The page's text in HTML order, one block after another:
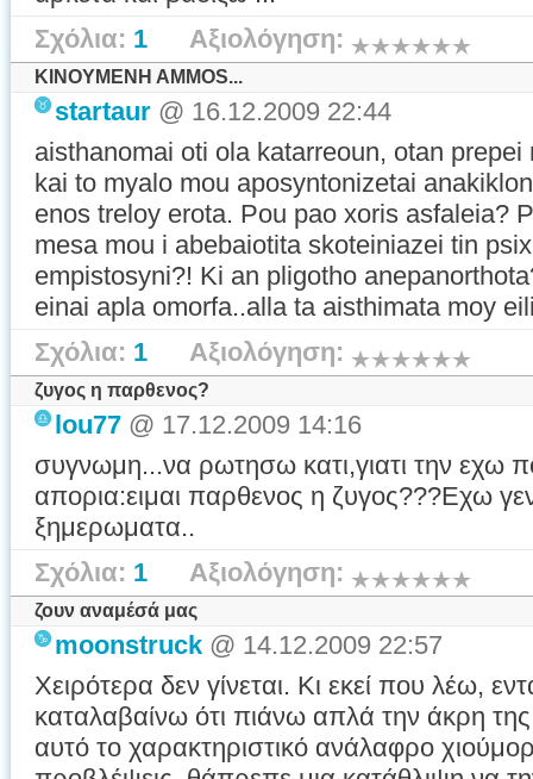
Σχόλια: 1 Αξιολόγηση:
KINOYMENH AMMOS...
startaur @ 16.12.2009 22:44
aisthanomai oti ola katarreoun, otan
kai to myalo mou aposyntonizetai
enos treloy erota. Pou pao xoris asfaleia?
mesa mou i abebaiotita skoteiniazei tin
empistosyni?! Ki an pligotho
einai apla omorfa..alla ta aisthimata moy
Σχόλια: 1 Αξιολόγηση:
ζυγος η παρθενος?
lou77 @ 17.12.2009 14:16
συγνωμη...να ρωτησω κατι,γιατι την εχω
απορια:ειμαι παρθενος η ζυγος???Εχω
ξημερωματα..
Σχόλια: 1 Αξιολόγηση:
ζουν αναμέσά μας
moonstruck @ 14.12.2009 22:57
Χειρότερα δεν γίνεται. Κι εκεί που λέω,
καταλαβαίνω ότι πιάνω απλά την άκρη
αυτό το χαρακτηριστικό ανάλαφρο